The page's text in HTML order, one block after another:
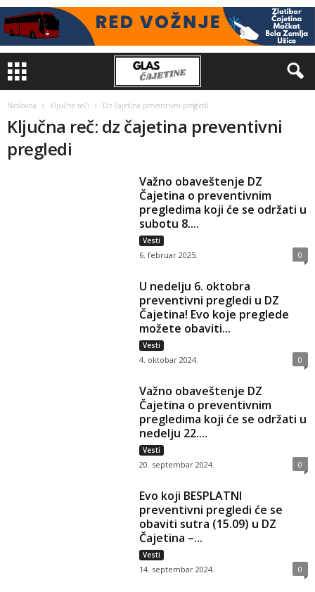
Naslovna Ključne reči Dz čajetina preventivni pregledi
Ključna reč: dz čajetina preventivni
pregledi
Važno obaveštenje DZ
Čajetina o preventivnim
pregledima koji će se održati u
subotu 8....
Vesti
6. februar 2025. 0
U nedelju 6. oktobra
preventivni pregledi u DZ
Čajetina! Evo koje preglede
možete obaviti...
Vesti
4. oktobar 2024. 0
Važno obaveštenje DZ
Čajetina o preventivnim
pregledima koji će se održati u
nedelju 22....
Vesti
20. septembar 2024. 0
Evo koji BESPLATNI
preventivni pregledi će se
obaviti sutra (15.09) u DZ
Čajetina –...
Vesti
14. septembar 2024. 0